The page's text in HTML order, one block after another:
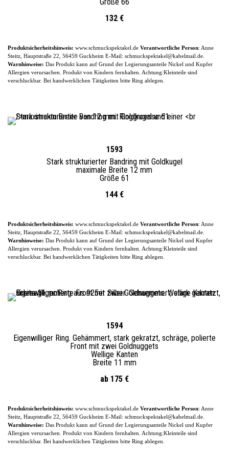
132 €
Produktsicherheitshinweis: www.schmuckspektakel.de Verantwortliche Person: Anne
Steitz, Hauptstraße 22, 56459 Guckheim E-Mail: schmuckspektakel@kabelmail.de.
Warnhinweise: Das Produkt kann auf Grund der Legierungsanteile Nickel und Kupfer
Allergien verursachen. Produkt von Kindern fernhalten. Achtung:Kleinteile sind
verschluckbar. Bei handwerklichen Tätigkeiten bitte Ring ablegen.
1593
Stark strukturierter Bandring mit Goldkugel
maximale Breite 12 mm
Größe 61
144 €
Produktsicherheitshinweis: www.schmuckspektakel.de Verantwortliche Person: Anne
Steitz, Hauptstraße 22, 56459 Guckheim E-Mail: schmuckspektakel@kabelmail.de.
Warnhinweise: Das Produkt kann auf Grund der Legierungsanteile Nickel und Kupfer
Allergien verursachen. Produkt von Kindern fernhalten. Achtung:Kleinteile sind
verschluckbar. Bei handwerklichen Tätigkeiten bitte Ring ablegen.
1594
Eigenwilliger Ring. Gehämmert, stark gekratzt, schräge, polierte
Front mit zwei Goldnuggets
Wellige Kanten
Breite 11 mm
ab 175 €
Produktsicherheitshinweis: www.schmuckspektakel.de Verantwortliche Person: Anne
Steitz, Hauptstraße 22, 56459 Guckheim E-Mail: schmuckspektakel@kabelmail.de.
Warnhinweise: Das Produkt kann auf Grund der Legierungsanteile Nickel und Kupfer
Allergien verursachen. Produkt von Kindern fernhalten. Achtung:Kleinteile sind
verschluckbar. Bei handwerklichen Tätigkeiten bitte Ring ablegen.